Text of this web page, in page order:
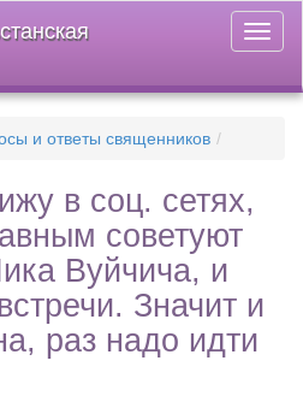
меню
и ответы священников
в соц. сетях,
советуют
Вуйчича, и
Значит и
раз надо идти